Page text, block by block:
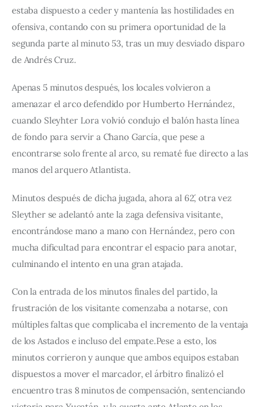
estaba dispuesto a ceder y mantenía las hostilidades en
ofensiva, contando con su primera oportunidad de la
segunda parte al minuto 53, tras un muy desviado disparo
de Andrés Cruz.
Apenas 5 minutos después, los locales volvieron a
amenazar el arco defendido por Humberto Hernández,
cuando Sleyhter Lora volvió condujo el balón hasta línea
de fondo para servir a Chano García, que pese a
encontrarse solo frente al arco, su rematé fue directo a las
manos del arquero Atlantista.
Minutos después de dicha jugada, ahora al 62´, otra vez
Sleyther se adelantó ante la zaga defensiva visitante,
encontrándose mano a mano con Hernández, pero con
mucha dificultad para encontrar el espacio para anotar,
culminando el intento en una gran atajada.
Con la entrada de los minutos finales del partido, la
frustración de los visitante comenzaba a notarse, con
múltiples faltas que complicaba el incremento de la ventaja
de los Astados e incluso del empate.Pese a esto, los
minutos corrieron y aunque que ambos equipos estaban
dispuestos a mover el marcador, el árbitro finalizó el
encuentro tras 8 minutos de compensación, sentenciando